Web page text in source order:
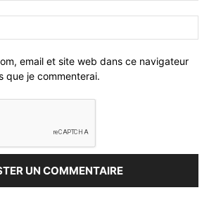
email et site web dans ce navigateur
que je commenterai.